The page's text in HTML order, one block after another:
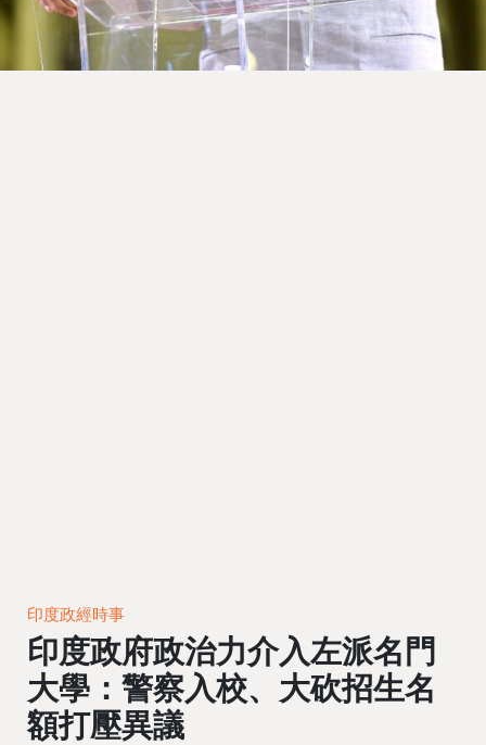
印度政經時事
印度政府政治力介入左派名門
大學：警察入校、大砍招生名
額打壓異議